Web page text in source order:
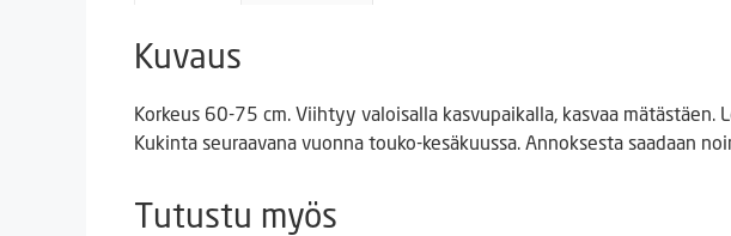
Kuvaus
Korkeus 60-75 cm. Viihtyy valoisalla kasvupaikalla, kasvaa
Kukinta seuraavana vuonna touko-kesäkuussa. Annoksesta saadaan
Tutustu myös